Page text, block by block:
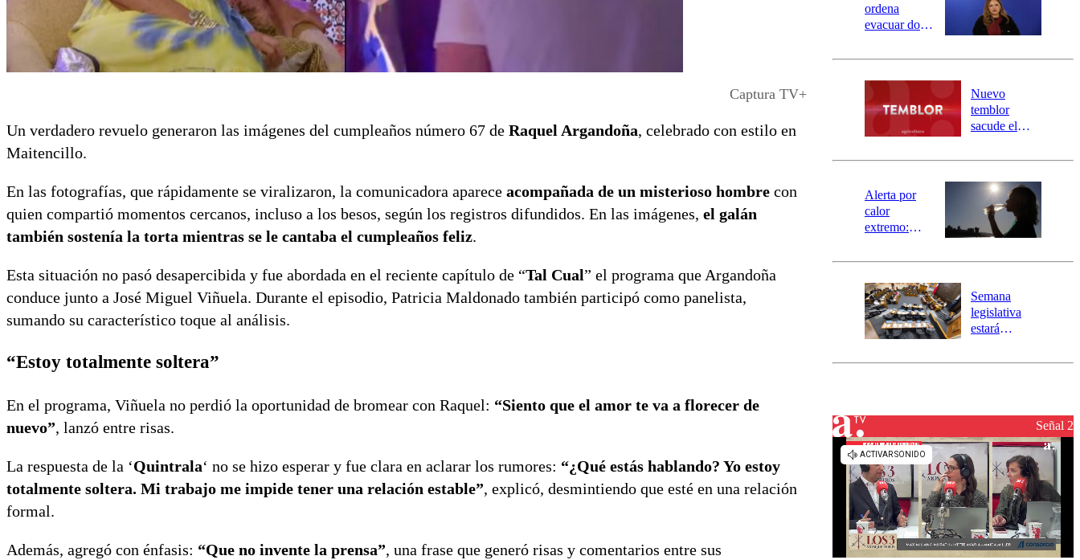
Captura TV+
Un verdadero revuelo generaron las imágenes del cumpleaños número 67 de Raquel Argandoña, celebrado con estilo en
Maitencillo.
En las fotografías, que rápidamente se viralizaron, la comunicadora aparece acompañada de un misterioso hombre con
quien compartió momentos cercanos, incluso a los besos, según los registros difundidos. En las imágenes, el galán
también sostenía la torta mientras se le cantaba el cumpleaños feliz.
Esta situación no pasó desapercibida y fue abordada en el reciente capítulo de “Tal Cual” el programa que Argandoña
conduce junto a José Miguel Viñuela. Durante el episodio, Patricia Maldonado también participó como panelista,
sumando su característico toque al análisis.
“Estoy totalmente soltera”
En el programa, Viñuela no perdió la oportunidad de bromear con Raquel: “Siento que el amor te va a florecer de
nuevo”, lanzó entre risas.
La respuesta de la ‘Quintrala‘ no se hizo esperar y fue clara en aclarar los rumores: “¿Qué estás hablando? Yo estoy
totalmente soltera. Mi trabajo me impide tener una relación estable”, explicó, desmintiendo que esté en una relación
formal.
Además, agregó con énfasis: “Que no invente la prensa”, una frase que generó risas y comentarios entre sus
ordena
evacuar dos
Carahue por
río Damas:
activa
mensajería
SAE
Nuevo
temblor
sacude el
revisa la
epicentro
Alerta por
calor
extremo:
activa Alerta
Preventiva en
tres comunas
Semana
legislativa
estará
el fin de la
reconstrucciónSeñal 2